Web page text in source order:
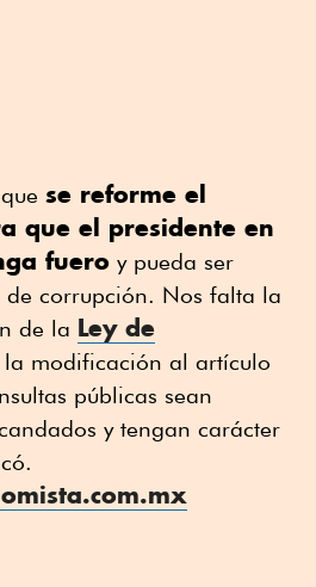
se reforme el
que el presidente en
fuero y pueda ser
de corrupción. Nos falta la
de la Ley de
modificación al artículo
públicas sean
y tengan carácter